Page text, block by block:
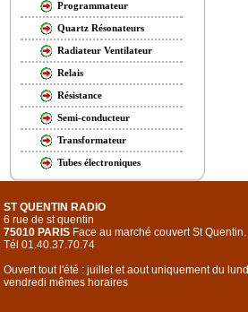
Programmateur
Quartz Résonateurs
Radiateur Ventilateur
Relais
Résistance
Semi-conducteur
Transformateur
Tubes électroniques
ST QUENTIN RADIO
6 rue de st quentin
75010 PARIS Face au marché couvert St Quentin.
Tél 01.40.37.70.74
Ouvert tout l'été : juillet et aout uniquement du
vendredi mêmes horaires